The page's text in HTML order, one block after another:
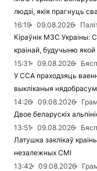
людзі, якія прагнуць
16:19
09.08.2026
Кіраўнік МЗС Украіны:
краінай, будучыню
15:31
09.08.2026
У ССА праходзяць
выкліканыя
14:26
09.08.2026
Двое беларускіх
13:51
09.08.2026
Латушка заклікаў
незалежных СМІ
13:42
09.08.2026